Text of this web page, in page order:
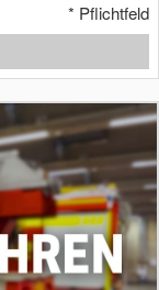
* Pflichtfeld